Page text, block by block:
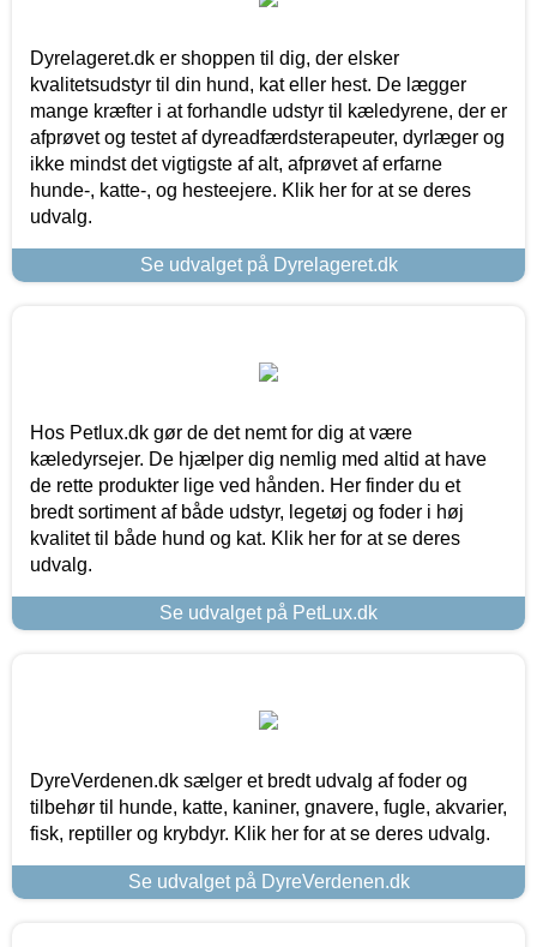
Dyrelageret.dk er shoppen til dig, der elsker
kvalitetsudstyr til din hund, kat eller hest. De lægger
mange kræfter i at forhandle udstyr til kæledyrene, der er
afprøvet og testet af dyreadfærdsterapeuter, dyrlæger og
ikke mindst det vigtigste af alt, afprøvet af erfarne
hunde-, katte-, og hesteejere. Klik her for at se deres
udvalg.
Se udvalget på Dyrelageret.dk
Hos Petlux.dk gør de det nemt for dig at være
kæledyrsejer. De hjælper dig nemlig med altid at have
de rette produkter lige ved hånden. Her finder du et
bredt sortiment af både udstyr, legetøj og foder i høj
kvalitet til både hund og kat. Klik her for at se deres
udvalg.
Se udvalget på PetLux.dk
DyreVerdenen.dk sælger et bredt udvalg af foder og
tilbehør til hunde, katte, kaniner, gnavere, fugle, akvarier,
fisk, reptiller og krybdyr. Klik her for at se deres udvalg.
Se udvalget på DyreVerdenen.dk